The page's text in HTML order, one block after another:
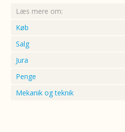
Læs mere om:
Køb
Salg
Jura
Penge
Mekanik og teknik